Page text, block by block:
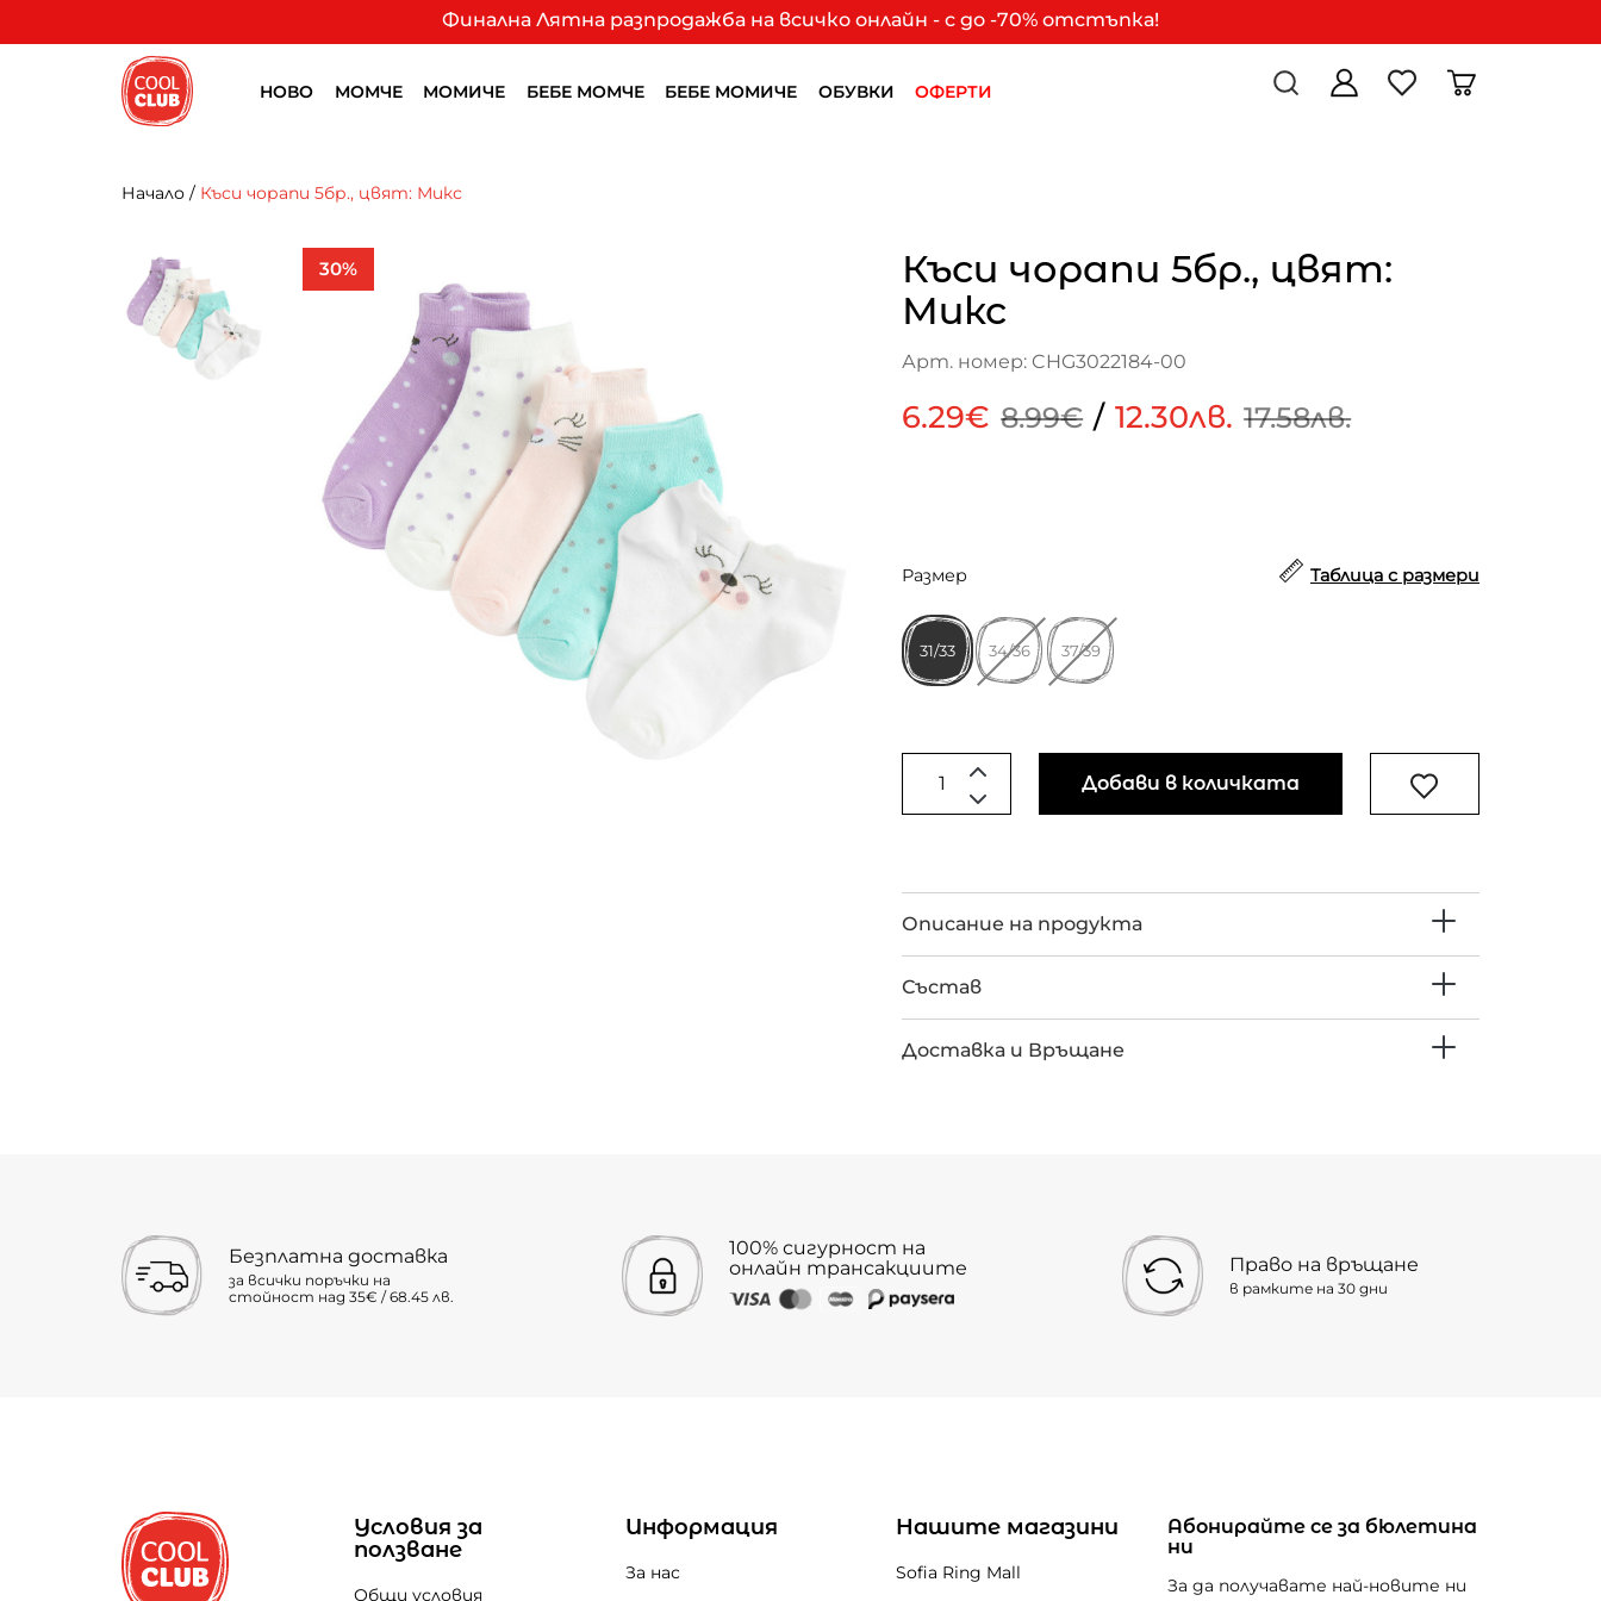
Финална Лятна разпродажба на всичко онлайн - с до -70% отстъпка!
НОВО МОМЧЕ МОМИЧЕ БЕБЕ МОМЧЕ БЕБЕ МОМИЧЕ ОБУВКИ ОФЕРТИ
Начало / Къси чорапи 5бр., цвят: Микс
30%
Къси чорапи 5бр., цвят:
Микс
Арт. номер: CHG3022184-00
6.29€ 8.99€ / 12.30лв. 17.58лв.
Размер Таблица с размери
31/33 34/36 37/39
Добави в количката
Описание на продукта
Състав
Доставка и Връщане
Безплатна доставка
за всички поръчки на
стойност над 35€ / 68.45 лв.
100% сигурност на
онлайн трансакциите
Право на връщане
в рамките на 30 дни
Условия за
ползване
Общи условия
Информация
За нас
Нашите магазини
Sofia Ring Mall
Абонирайте се за бюлетина
ни
За да получавате най-новите ни